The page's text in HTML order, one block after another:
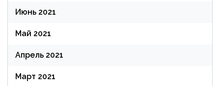
Июнь 2021
Май 2021
Апрель 2021
Март 2021